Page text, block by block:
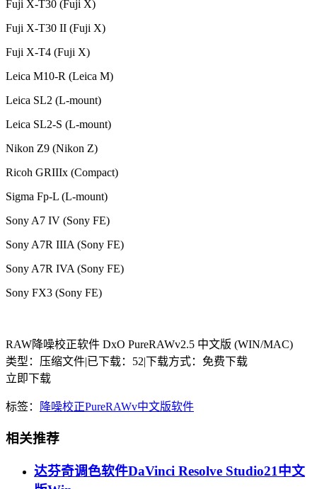
Fuji X-T30 (Fuji X)
Fuji X-T30 II (Fuji X)
Fuji X-T4 (Fuji X)
Leica M10-R (Leica M)
Leica SL2 (L-mount)
Leica SL2-S (L-mount)
Nikon Z9 (Nikon Z)
Ricoh GRIIIx (Compact)
Sigma Fp-L (L-mount)
Sony A7 IV (Sony FE)
Sony A7R IIIA (Sony FE)
Sony A7R IVA (Sony FE)
Sony FX3 (Sony FE)
RAW降噪校正软件 DxO PureRAWv2.5 中文版 (WIN/MAC)
类型：压缩文件|已下载：52|下载方式：免费下载
立即下载
标签： 降噪校正PureRAWv中文版软件
相关推荐
达芬奇调色软件DaVinci Resolve Studio21中文